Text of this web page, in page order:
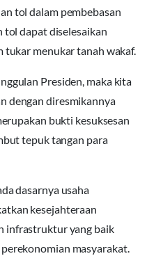
tol dalam pembebasan
tol dapat diselesaikan
menukar tanah wakaf.
Presiden, maka kita
dengan diresmikannya
bukti kesuksesan
tepuk tangan para
dasarnya usaha
kesejahteraan
infrastruktur yang baik
masyarakat.